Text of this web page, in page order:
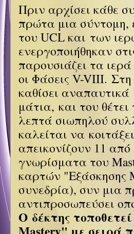
Πριν αρχίσει κάθε
πρώτα μια σύντομη,
του UCL και των
ενεργοποιήθηκαν
παρουσιάζει τα
οι Φάσεις V-VIII. Στη
καθίσει
μάτια, και του
λεπτά σιωπηλού
καλείται να
απεικονίζουν 11
γνωρίσματα του
καρτών
συνεδρία), συν μια
αντιπροσωπεύσει
Ο δέκτης τοποθετεί